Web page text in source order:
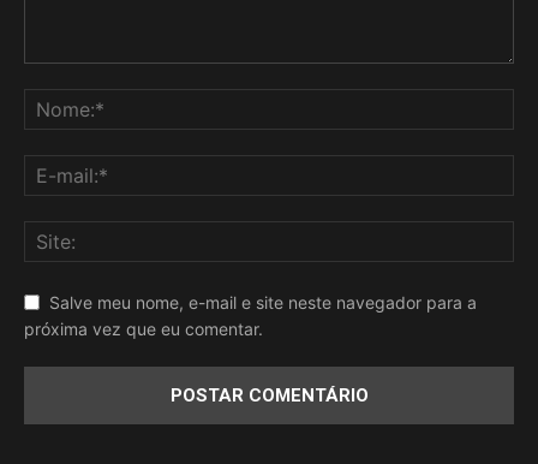
Salve meu nome, e-mail e site neste navegador para a
próxima vez que eu comentar.